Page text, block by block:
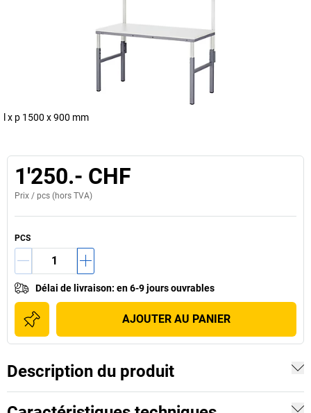
l x p 1500 x 900 mm
1'250.- CHF
Prix / pcs (hors TVA)
PCS
Délai de livraison: en 6-9 jours ouvrables
AJOUTER AU PANIER
Description du produit